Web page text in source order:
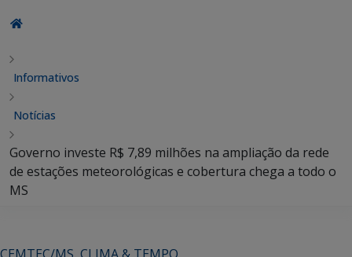
Informativos
Notícias
Governo investe R$ 7,89 milhões na ampliação da rede
de estações meteorológicas e cobertura chega a todo o
MS